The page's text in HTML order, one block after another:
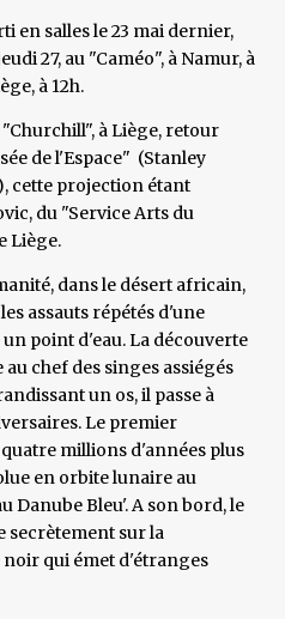
en salles le 23 mai dernier,
27, au "Caméo", à Namur, à
à 12h.
"Churchill", à Liège, retour
de l'Espace" (Stanley
cette projection étant
du "Service Arts du
Liège.
dans le désert africain,
assauts répétés d'une
point d'eau. La découverte
chef des singes assiégés
un os, il passe à
Le premier
millions d'années plus
en orbite lunaire au
Danube Bleu'. A son bord, le
secrètement sur la
qui émet d'étranges